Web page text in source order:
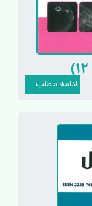
ادامه مطلب...